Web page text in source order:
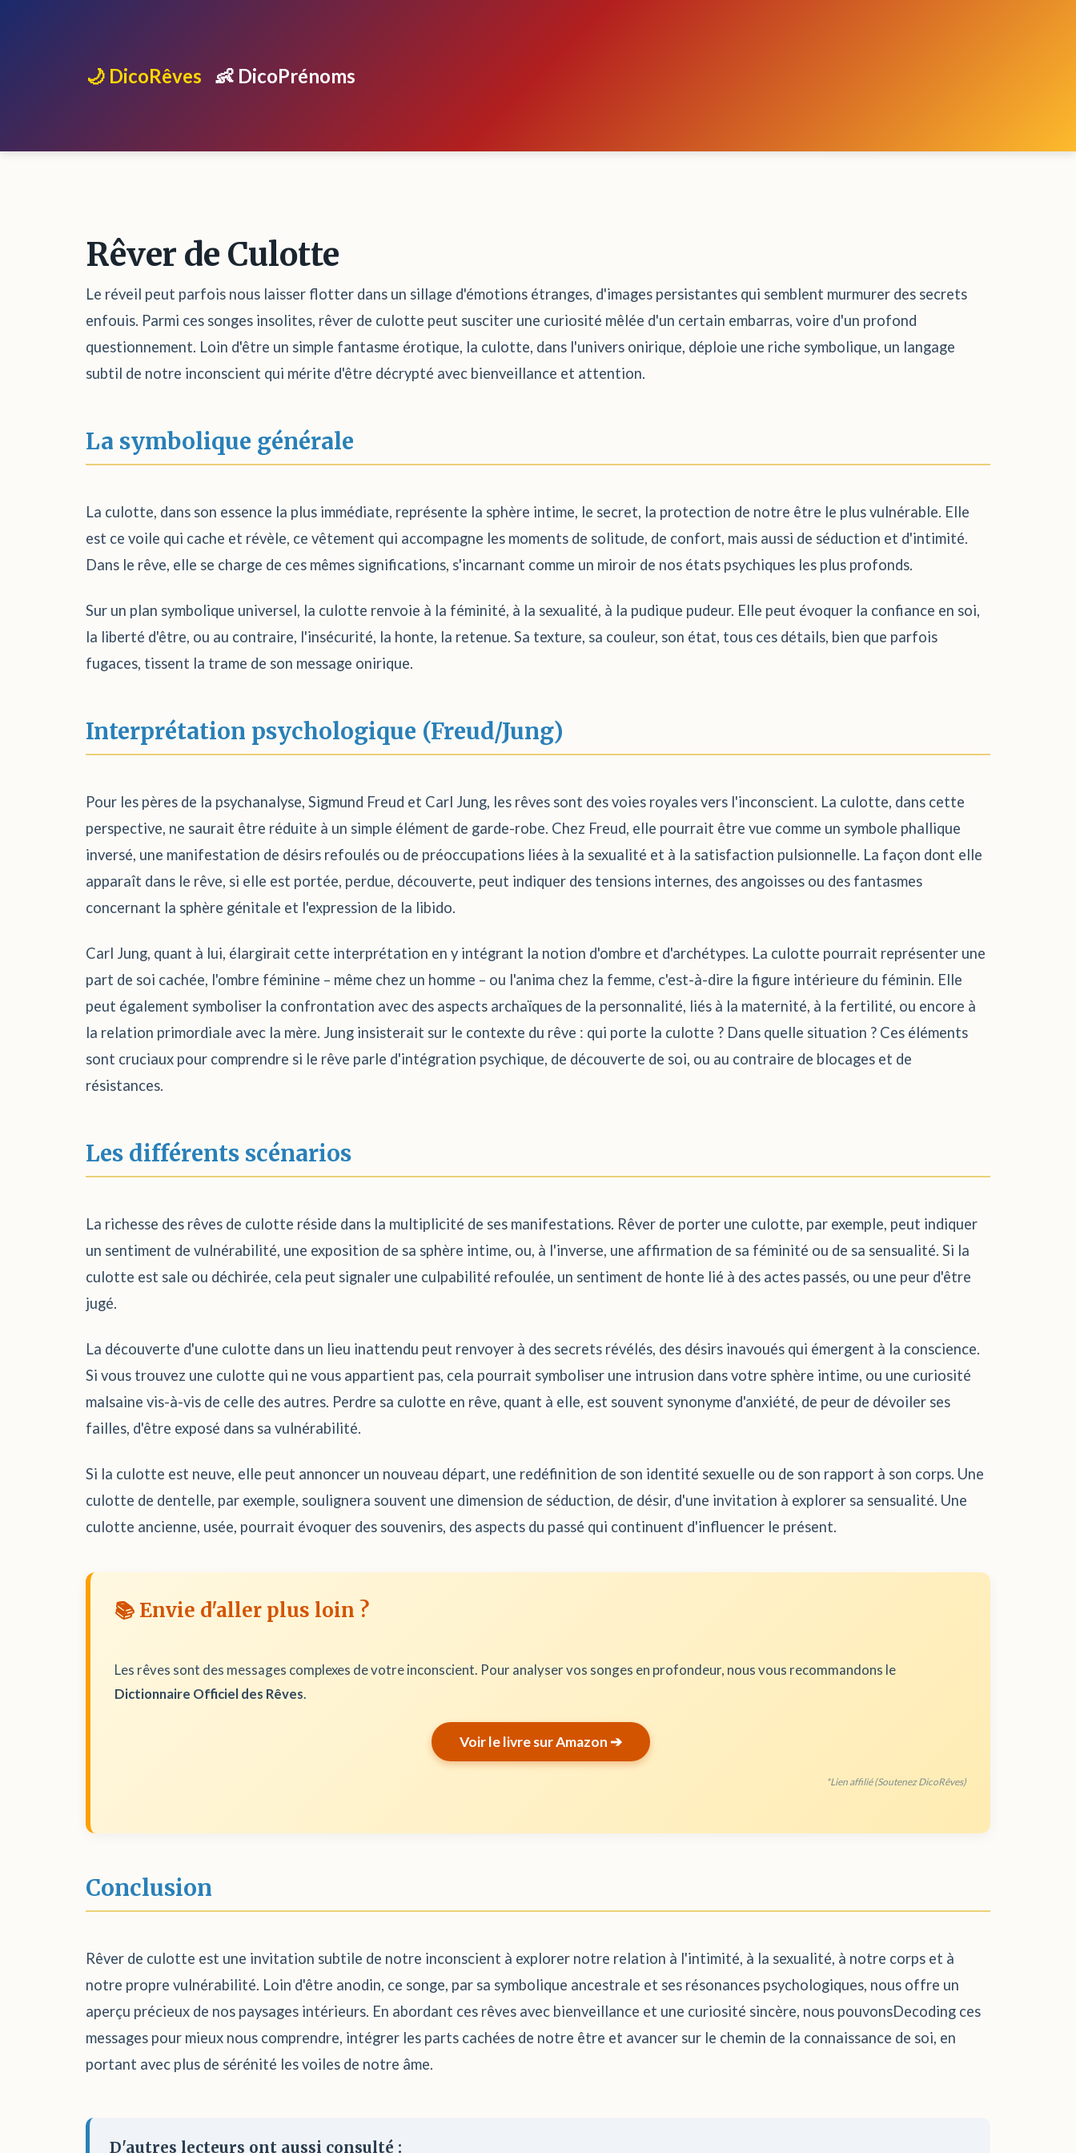
🌙 DicoRêves 👶 DicoPrénoms
Rêver de Culotte
Le réveil peut parfois nous laisser flotter dans un sillage d'émotions étranges, d'images persistantes qui semblent murmurer des secrets
enfouis. Parmi ces songes insolites, rêver de culotte peut susciter une curiosité mêlée d'un certain embarras, voire d'un profond
questionnement. Loin d'être un simple fantasme érotique, la culotte, dans l'univers onirique, déploie une riche symbolique, un langage
subtil de notre inconscient qui mérite d'être décrypté avec bienveillance et attention.
La symbolique générale
La culotte, dans son essence la plus immédiate, représente la sphère intime, le secret, la protection de notre être le plus vulnérable. Elle
est ce voile qui cache et révèle, ce vêtement qui accompagne les moments de solitude, de confort, mais aussi de séduction et d'intimité.
Dans le rêve, elle se charge de ces mêmes significations, s'incarnant comme un miroir de nos états psychiques les plus profonds.
Sur un plan symbolique universel, la culotte renvoie à la féminité, à la sexualité, à la pudique pudeur. Elle peut évoquer la confiance en soi,
la liberté d'être, ou au contraire, l'insécurité, la honte, la retenue. Sa texture, sa couleur, son état, tous ces détails, bien que parfois
fugaces, tissent la trame de son message onirique.
Interprétation psychologique (Freud/Jung)
Pour les pères de la psychanalyse, Sigmund Freud et Carl Jung, les rêves sont des voies royales vers l'inconscient. La culotte, dans cette
perspective, ne saurait être réduite à un simple élément de garde-robe. Chez Freud, elle pourrait être vue comme un symbole phallique
inversé, une manifestation de désirs refoulés ou de préoccupations liées à la sexualité et à la satisfaction pulsionnelle. La façon dont elle
apparaît dans le rêve, si elle est portée, perdue, découverte, peut indiquer des tensions internes, des angoisses ou des fantasmes
concernant la sphère génitale et l'expression de la libido.
Carl Jung, quant à lui, élargirait cette interprétation en y intégrant la notion d'ombre et d'archétypes. La culotte pourrait représenter une
part de soi cachée, l'ombre féminine – même chez un homme – ou l'anima chez la femme, c'est-à-dire la figure intérieure du féminin. Elle
peut également symboliser la confrontation avec des aspects archaïques de la personnalité, liés à la maternité, à la fertilité, ou encore à
la relation primordiale avec la mère. Jung insisterait sur le contexte du rêve : qui porte la culotte ? Dans quelle situation ? Ces éléments
sont cruciaux pour comprendre si le rêve parle d'intégration psychique, de découverte de soi, ou au contraire de blocages et de
résistances.
Les différents scénarios
La richesse des rêves de culotte réside dans la multiplicité de ses manifestations. Rêver de porter une culotte, par exemple, peut indiquer
un sentiment de vulnérabilité, une exposition de sa sphère intime, ou, à l'inverse, une affirmation de sa féminité ou de sa sensualité. Si la
culotte est sale ou déchirée, cela peut signaler une culpabilité refoulée, un sentiment de honte lié à des actes passés, ou une peur d'être
jugé.
La découverte d'une culotte dans un lieu inattendu peut renvoyer à des secrets révélés, des désirs inavoués qui émergent à la conscience.
Si vous trouvez une culotte qui ne vous appartient pas, cela pourrait symboliser une intrusion dans votre sphère intime, ou une curiosité
malsaine vis-à-vis de celle des autres. Perdre sa culotte en rêve, quant à elle, est souvent synonyme d'anxiété, de peur de dévoiler ses
failles, d'être exposé dans sa vulnérabilité.
Si la culotte est neuve, elle peut annoncer un nouveau départ, une redéfinition de son identité sexuelle ou de son rapport à son corps. Une
culotte de dentelle, par exemple, soulignera souvent une dimension de séduction, de désir, d'une invitation à explorer sa sensualité. Une
culotte ancienne, usée, pourrait évoquer des souvenirs, des aspects du passé qui continuent d'influencer le présent.
📚 Envie d'aller plus loin ?
Les rêves sont des messages complexes de votre inconscient. Pour analyser vos songes en profondeur, nous vous recommandons le
Dictionnaire Officiel des Rêves.
Voir le livre sur Amazon ➔
*Lien affilié (Soutenez DicoRêves)
Conclusion
Rêver de culotte est une invitation subtile de notre inconscient à explorer notre relation à l'intimité, à la sexualité, à notre corps et à
notre propre vulnérabilité. Loin d'être anodin, ce songe, par sa symbolique ancestrale et ses résonances psychologiques, nous offre un
aperçu précieux de nos paysages intérieurs. En abordant ces rêves avec bienveillance et une curiosité sincère, nous pouvonsDecoding ces
messages pour mieux nous comprendre, intégrer les parts cachées de notre être et avancer sur le chemin de la connaissance de soi, en
portant avec plus de sérénité les voiles de notre âme.
D'autres lecteurs ont aussi consulté :